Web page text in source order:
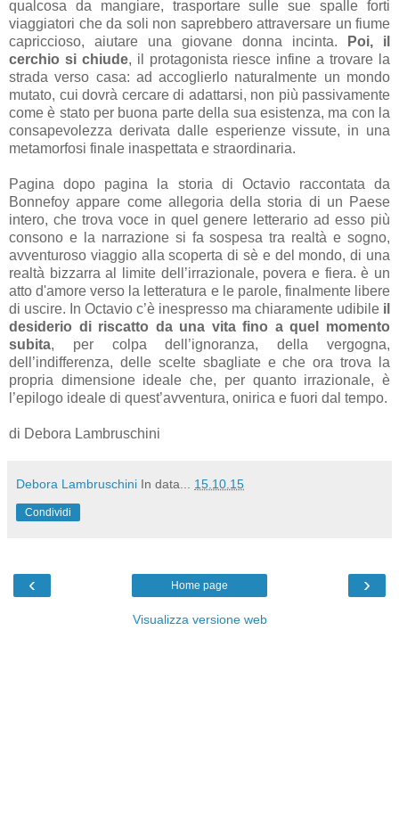
qualcosa da mangiare, trasportare sulle sue spalle forti
viaggiatori che da soli non saprebbero attraversare un fiume
capriccioso, aiutare una giovane donna incinta.
Poi, il
cerchio si chiude, il protagonista riesce infine a trovare la
strada verso casa: ad accoglierlo naturalmente un mondo
mutato, cui dovrà cercare di adattarsi, non più passivamente
come è stato per buona parte della sua esistenza, ma con la
consapevolezza derivata dalle esperienze vissute, in una
metamorfosi finale inaspettata e straordinaria.
Pagina dopo pagina la storia di Octavio raccontata da
Bonnefoy appare come allegoria della storia di un Paese
intero, che trova voce in quel genere letterario ad esso più
consono e la narrazione si fa sospesa tra realtà e sogno,
avventuroso viaggio alla scoperta di sè e del mondo, di una
realtà bizzarra al limite dell’irrazionale, povera e fiera. è un
atto d'amore verso la letteratura e le parole, finalmente libere
di uscire. In Octavio c’è inespresso ma chiaramente udibile il
desiderio di riscatto da una vita fino a quel momento
subita, per colpa dell’ignoranza, della vergogna,
dell’indifferenza, delle scelte sbagliate e che ora trova la
propria dimensione ideale che, per quanto irrazionale, è
l’epilogo ideale di quest’avventura, onirica e fuori dal tempo.
di Debora Lambruschini
Debora Lambruschini In data... 15.10.15
Condividi
‹ ›
Home page
Visualizza versione web